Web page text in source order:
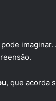
imaginar.
, que acorda